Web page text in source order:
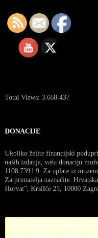
Total Views: 3.668.437
DONACIJE
Ukoliko želite financijski
naših izdanja, vašu donaciju
1108 7391 9. Za uplate iz
Za primatelja naznačite:
Horvat”, Krsišće 25, 10000